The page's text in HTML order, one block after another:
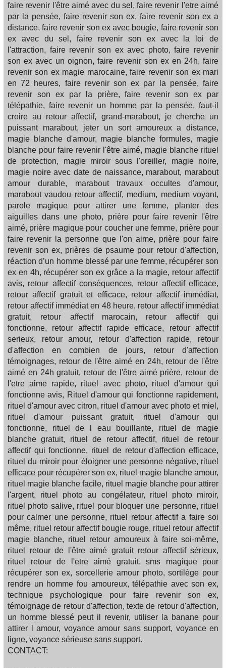
faire revenir l'être aimé avec du sel, faire revenir l'etre aimé
par la pensée, faire revenir son ex, faire revenir son ex a
distance, faire revenir son ex avec bougie, faire revenir son
ex avec du sel, faire revenir son ex avec la loi de
l'attraction, faire revenir son ex avec photo, faire revenir
son ex avec un oignon, faire revenir son ex en 24h, faire
revenir son ex magie marocaine, faire revenir son ex mari
en 72 heures, faire revenir son ex par la pensée, faire
revenir son ex par la prière, faire revenir son ex par
télépathie, faire revenir un homme par la pensée, faut-il
croire au retour affectif, grand-marabout, je cherche un
puissant marabout, jeter un sort amoureux a distance,
magie blanche d'amour, magie blanche formules, magie
blanche pour faire revenir l'être aimé, magie blanche rituel
de protection, magie miroir sous l'oreiller, magie noire,
magie noire avec date de naissance, marabout, marabout
amour durable, marabout travaux occultes d'amour,
marabout vaudou retour affectif, medium, medium voyant,
parole magique pour attirer une femme, planter des
aiguilles dans une photo, prière pour faire revenir l'être
aimé, prière magique pour coucher une femme, prière pour
faire revenir la personne que l'on aime, prière pour faire
revenir son ex, prières de psaume pour retour d'affection,
réaction d’un homme blessé par une femme, récupérer son
ex en 4h, récupérer son ex grâce a la magie, retour affectif
avis, retour affectif conséquences, retour affectif efficace,
retour affectif gratuit et efficace, retour affectif immédiat,
retour affectif immédiat en 48 heure, retour affectif immédiat
gratuit, retour affectif marocain, retour affectif qui
fonctionne, retour affectif rapide efficace, retour affectif
serieux, retour amour, retour d'affection rapide, retour
d'affection en combien de jours, retour d'affection
témoignages, retour de l'être aimé en 24h, retour de l'être
aimé en 24h gratuit, retour de l'être aimé prière, retour de
l'etre aime rapide, rituel avec photo, rituel d'amour qui
fonctionne avis, Rituel d'amour qui fonctionne rapidement,
rituel d'amour avec citron, rituel d'amour avec photo et miel,
rituel d'amour puissant gratuit, rituel d'amour qui
fonctionne, rituel de l eau bouillante, rituel de magie
blanche gratuit, rituel de retour affectif, rituel de retour
affectif qui fonctionne, rituel de retour d'affection efficace,
rituel du miroir pour éloigner une personne négative, rituel
efficace pour récupérer son ex, rituel magie blanche amour,
rituel magie blanche facile, rituel magie blanche pour attirer
l'argent, rituel photo au congélateur, rituel photo miroir,
rituel photo salive, rituel pour bloquer une personne, rituel
pour calmer une personne, rituel retour affectif a faire soi
même, rituel retour affectif bougie rouge, rituel retour affectif
magie blanche, rituel retour amoureux à faire soi-même,
rituel retour de l'être aimé gratuit retour affectif sérieux,
rituel retour de l'etre aimé gratuit, sms magique pour
récupérer son ex, sorcellerie amour photo, sortilège pour
rendre un homme fou amoureux, télépathie avec son ex,
technique psychologique pour faire revenir son ex,
témoignage de retour d'affection, texte de retour d'affection,
un homme blessé peut il revenir, utiliser la banane pour
attirer l amour, voyance amour sans support, voyance en
ligne, voyance sérieuse sans support.
CONTACT: